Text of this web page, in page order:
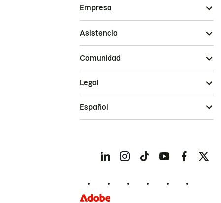
Empresa
Asistencia
Comunidad
Legal
Español